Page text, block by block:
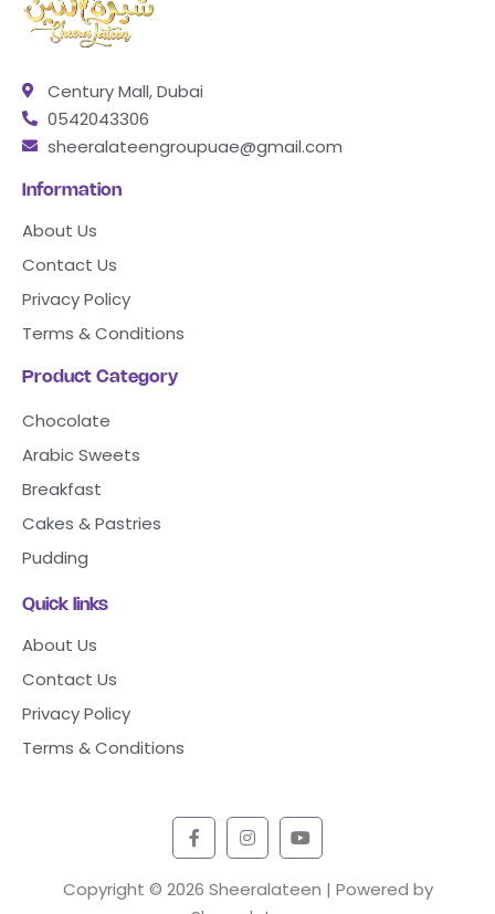
Century Mall, Dubai
0542043306
sheeralateengroupuae@gmail.com
Information
About Us
Contact Us
Privacy Policy
Terms & Conditions
Product Category
Chocolate
Arabic Sweets
Breakfast
Cakes & Pastries
Pudding
Quick links
About Us
Contact Us
Privacy Policy
Terms & Conditions
Copyright © 2026 Sheeralateen | Powered by